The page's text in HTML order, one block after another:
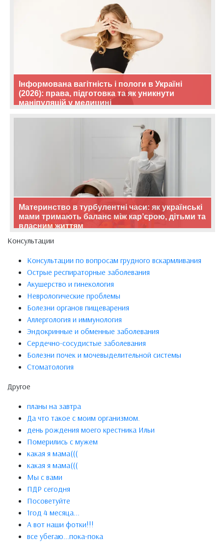
Інформована вагітність і пологи в Україні
(2026): права, підготовка та як уникнути
маніпуляцій у медицині
Материнство в турбулентні часи: як українські
мами тримають баланс між кар’єрою, дітьми та
власним життям
Консультации
Консультации по вопросам грудного вскармливания
Острые респираторные заболевания
Акушерство и гинекология
Неврологические проблемы
Болезни органов пищеварения
Аллергология и иммунология
Эндокринные и обменные заболевания
Сердечно-сосудистые заболевания
Болезни почек и мочевыделительной системы
Стоматология
Другое
планы на завтра
Да что такое с моим организмом.
день рождения моего крестника Ильи
Померились с мужем
какая я мама(((
какая я мама(((
Мы с вами
ПДР сегодня
Посоветуйте
1год 4 месяца...
А вот наши фотки!!!
все убегаю...пока-пока